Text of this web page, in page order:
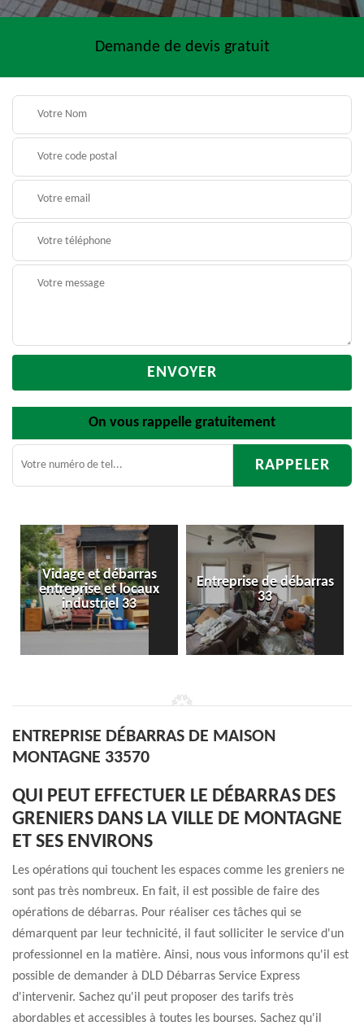
Demande de devis gratuit
On vous rappelle gratuitement
Entreprise de débarras
33
Débarras
d'appartement 33
ENTREPRISE DÉBARRAS DE MAISON
MONTAGNE 33570
QUI PEUT EFFECTUER LE DÉBARRAS DES
GRENIERS DANS LA VILLE DE MONTAGNE
ET SES ENVIRONS
Les opérations qui touchent les espaces comme les greniers ne
sont pas très nombreux. En fait, il est possible de faire des
opérations de débarras. Pour réaliser ces tâches qui se
démarquent par leur technicité, il faut solliciter le service d'un
professionnel en la matière. Ainsi, nous vous informons qu'il est
possible de demander à DLD Débarras Service Express
d'intervenir. Sachez qu'il peut proposer des tarifs très
abordables et accessibles à toutes les bourses. Sachez qu'il